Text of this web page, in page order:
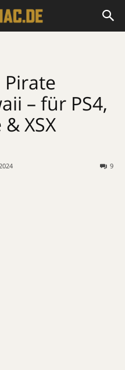
Pirate
– für PS4,
XSX
9